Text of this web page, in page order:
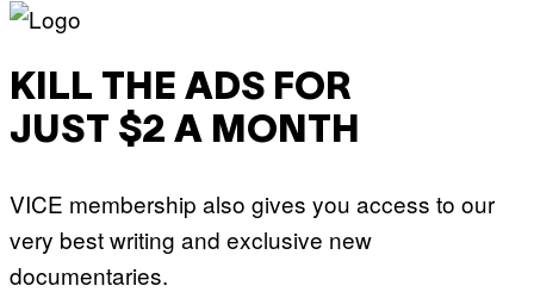
KILL THE ADS FOR
JUST $2 A MONTH
VICE membership also gives you access to our
very best writing and exclusive new
documentaries.